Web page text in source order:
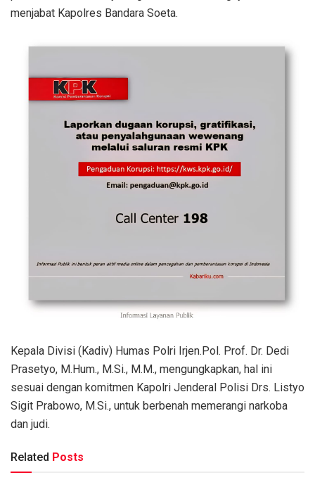
menjabat Kapolres Bandara Soeta.
Kepala Divisi (Kadiv) Humas Polri Irjen.Pol. Prof. Dr. Dedi
Prasetyo, M.Hum., M.Si., M.M., mengungkapkan, hal ini
sesuai dengan komitmen Kapolri Jenderal Polisi Drs. Listyo
Sigit Prabowo, M.Si., untuk berbenah memerangi narkoba
dan judi.
Related Posts